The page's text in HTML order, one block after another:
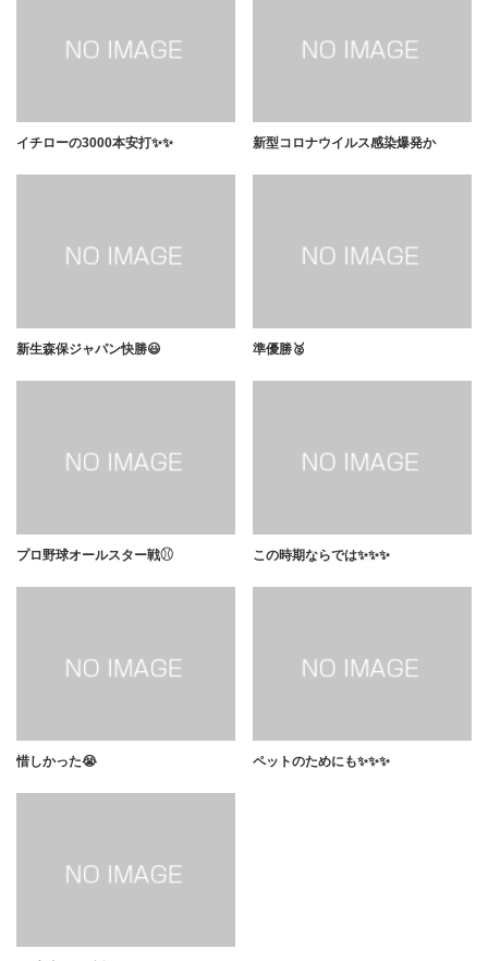
イチローの3000本安打✨✨ 新型コロナウイルス感染爆発か
新生森保ジャパン快勝😃 準優勝🥈
プロ野球オールスター戦⚾︎ この時期ならでは✨✨✨
惜しかった😭 ペットのためにも✨✨✨